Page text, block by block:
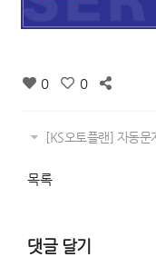
0 0
[KS오토플랜] 자동문
목록
댓글 달기